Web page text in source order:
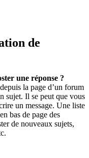
de
une réponse ?
la page d’un forum
sujet. Il se peut que vous
un message. Une liste
bas de page des
de nouveaux sujets,